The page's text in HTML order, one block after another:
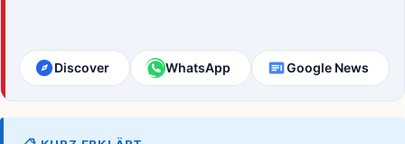
Discover WhatsApp Google News